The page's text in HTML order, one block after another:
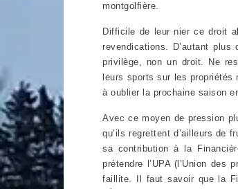
montgolfière.
Difficile de leur nier ce droit
revendications. D’autant
privilège, non un droit. Ne
leurs sports sur les propriétés
à oublier la prochaine saison
Avec ce moyen de pression
qu’ils regrettent d’ailleurs de
sa contribution à la
prétendre l’UPA (l’Union
faillite. Il faut savoir que la